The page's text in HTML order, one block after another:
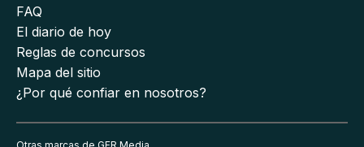
FAQ
El diario de hoy
Reglas de concursos
Mapa del sitio
¿Por qué confiar en nosotros?